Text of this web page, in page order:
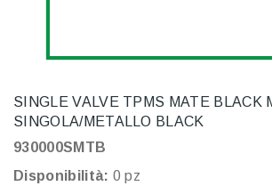
SINGLE VALVE TPMS MATE BLACK
SINGOLA/METALLO BLACK
930000SMTB
Disponibilità: 0 pz